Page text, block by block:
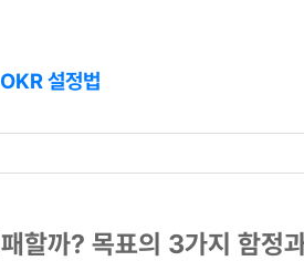
설정법
할까? 목표의 3가지 함정